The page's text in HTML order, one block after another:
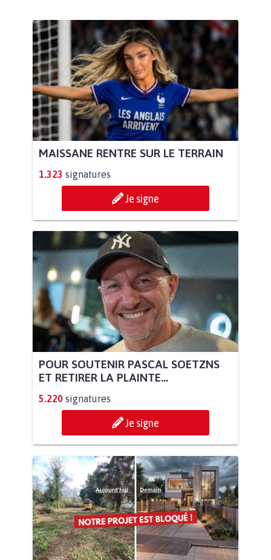
MAISSANE RENTRE SUR LE TERRAIN
1.323 signatures
Je signe
POUR SOUTENIR PASCAL SOETZNS
ET RETIRER LA PLAINTE...
5.220 signatures
Je signe